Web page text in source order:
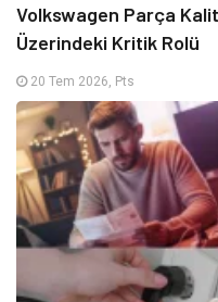
Volkswagen Parça
Üzerindeki Kritik Rolü
20 Tem 2026, Pts